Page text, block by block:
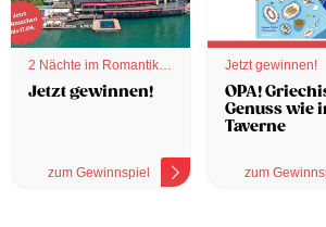
2 Nächte im Romantik
Hotel
Jetzt gewinnen!
zum Gewinnspiel
Jetzt gewinnen!
OPA!
Genuss wie
Taverne
zum